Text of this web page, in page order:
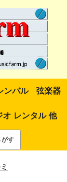
ンバル 弦楽器
オ レンタル 他